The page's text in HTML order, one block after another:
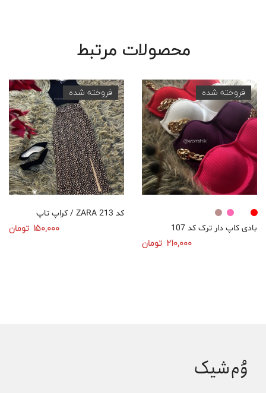
محصولات مرتبط
فروخته شده
کراپ تاپ / ZARA کد 213
150,000 تومان
فروخته شده
بادی کاپ دار ترک کد 107
210,000 تومان
وُم‌شیک